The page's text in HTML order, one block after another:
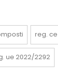
reg.
ue 2022/2292